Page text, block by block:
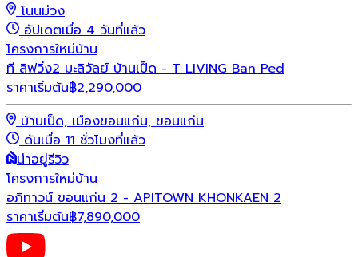
โนนม่วง
อัปเดตเมื่อ 4 วันที่แล้ว
โครงการใหม่บ้าน
ที ลิฟวิ่ง2 มะลิวัลย์ บ้านเป็ด - T LIVING Ban Ped
ราคาเริ่มต้น฿2,290,000
บ้านเป็ด, เมืองขอนแก่น, ขอนแก่น
ดันเมื่อ 11 ชั่วโมงที่แล้ว
น่าอยู่รีวิว
โครงการใหม่บ้าน
อภิทาวน์ ขอนแก่น 2 - APITOWN KHONKAEN 2
ราคาเริ่มต้น฿7,890,000